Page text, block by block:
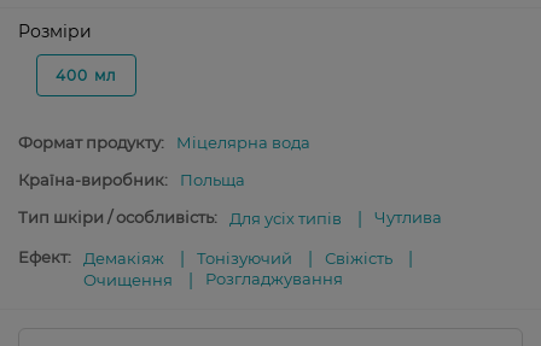
Розміри
400 мл
Формат продукту:
Міцелярна вода
Країна-виробник:
Польща
Тип шкіри / особливість:
Для усіх типів Чутлива
Ефект: Демакіяж Тонізуючий
Свіжість
Очищення
Розгладжування